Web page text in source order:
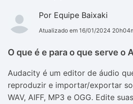
Por Equipe Baixaki
Atualizado em 16/01/2024
O que é e para o que serve o
Audacity é um editor de áudio
reproduzir e importar/exportar
WAV, AIFF, MP3 e OGG. Edite